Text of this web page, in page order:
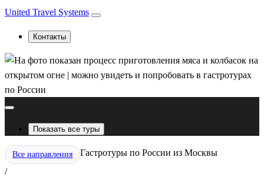
United Travel Systems
Контакты
Показать все туры
Все направления
/
Гастротуры по России из Москвы